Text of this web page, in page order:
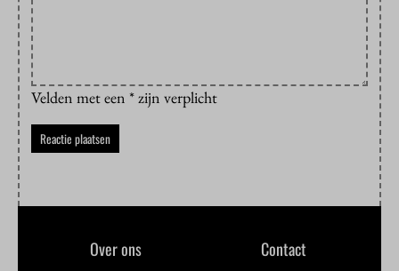
Velden met een * zijn verplicht
Over ons Contact